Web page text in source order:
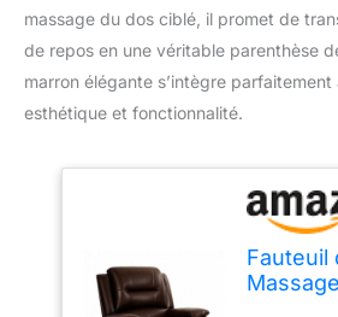
massage du dos ciblé, il promet de
de repos en une véritable parenthèse
marron élégante s’intègre
esthétique et fonctionnalité.
Fauteuil
Massage